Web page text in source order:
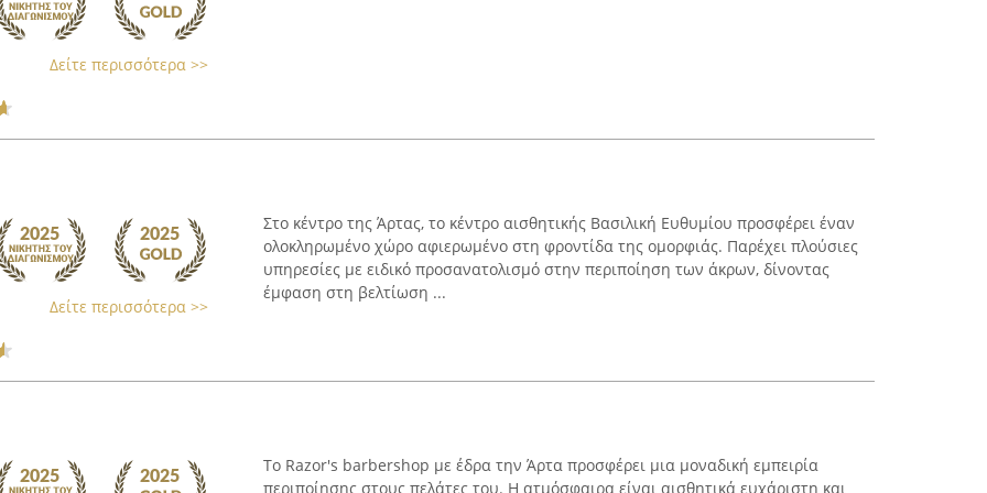
Δείτε περισσότερα >>
Δείτε περισσότερα >>
Στο κέντρο της Άρτας, το κέντρο αισθητικής Βασιλική Ευθυμίου προσφέρει έναν
ολοκληρωμένο χώρο αφιερωμένο στη φροντίδα της ομορφιάς. Παρέχει πλούσιες
υπηρεσίες με ειδικό προσανατολισμό στην περιποίηση των άκρων, δίνοντας
έμφαση στη βελτίωση ...
Το Razor's barbershop με έδρα την Άρτα προσφέρει μια μοναδική εμπειρία
περιποίησης στους πελάτες του. Η ατμόσφαιρα είναι αισθητικά ευχάριστη και